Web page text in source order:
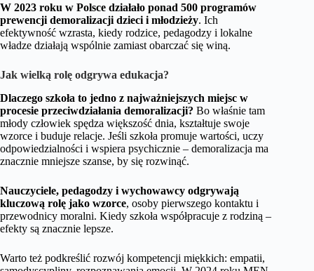
W 2023 roku w Polsce działało ponad 500 programów
prewencji demoralizacji dzieci i młodzieży. Ich
efektywność wzrasta, kiedy rodzice, pedagodzy i lokalne
władze działają wspólnie zamiast obarczać się winą.
Jak wielką rolę odgrywa edukacja?
Dlaczego szkoła to jedno z najważniejszych miejsc w
procesie przeciwdziałania demoralizacji? Bo właśnie tam
młody człowiek spędza większość dnia, kształtuje swoje
wzorce i buduje relacje. Jeśli szkoła promuje wartości, uczy
odpowiedzialności i wspiera psychicznie – demoralizacja ma
znacznie mniejsze szanse, by się rozwinąć.
Nauczyciele, pedagodzy i wychowawcy odgrywają
kluczową rolę jako wzorce, osoby pierwszego kontaktu i
przewodnicy moralni. Kiedy szkoła współpracuje z rodziną –
efekty są znacznie lepsze.
Warto też podkreślić rozwój kompetencji miękkich: empatii,